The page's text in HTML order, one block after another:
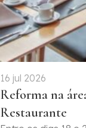
16 jul 2026
Reforma na
Restaurante